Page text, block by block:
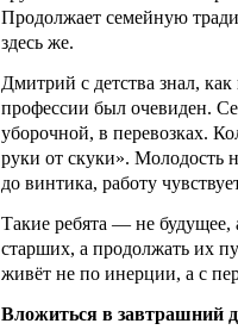
Продолжает семейную
здесь же.
Дмитрий с детства знал,
профессии был очевиден.
уборочной, в перевозках.
руки от скуки». Молодость
до винтика, работу
Такие ребята — не
старших, а продолжать их
живёт не по инерции, а с
Вложиться в завтрашний